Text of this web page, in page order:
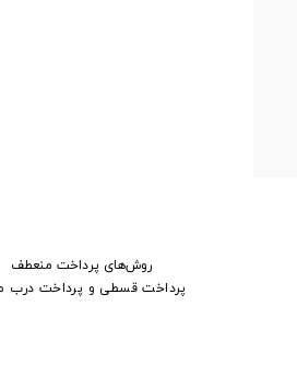
روش‌های پرداخت منعطف
پرداخت قسطی و پرداخت درب